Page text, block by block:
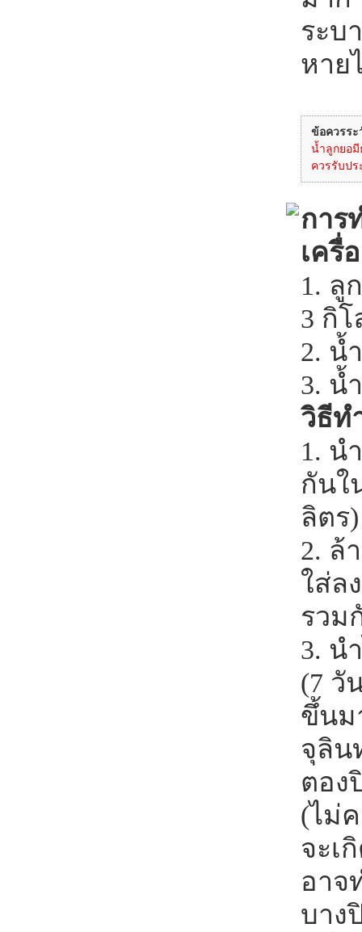
ระบ
หาย
ข้อควรระ
น้ำลูกยอมี
ควรรับปร
การ
เครื่
1. ลู
3 กิ
2. น้
3. น้
วิธีท
1. น
กันใ
ลิตร)
2. ล้
ใส่ล
รวม
3. น
(7 วั
ขึ้นม
จุลิน
ตอง
(ไม่
จะเ
อาจ
บาง